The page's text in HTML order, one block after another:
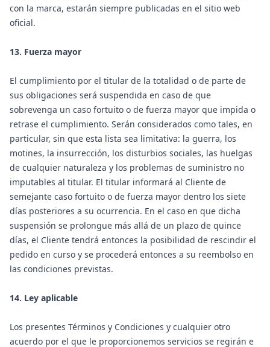
con la marca, estarán siempre publicadas en el sitio web
oficial.
13. Fuerza mayor
El cumplimiento por el titular de la totalidad o de parte de
sus obligaciones será suspendida en caso de que
sobrevenga un caso fortuito o de fuerza mayor que impida o
retrase el cumplimiento. Serán considerados como tales, en
particular, sin que esta lista sea limitativa: la guerra, los
motines, la insurrección, los disturbios sociales, las huelgas
de cualquier naturaleza y los problemas de suministro no
imputables al titular. El titular informará al Cliente de
semejante caso fortuito o de fuerza mayor dentro los siete
días posteriores a su ocurrencia. En el caso en que dicha
suspensión se prolongue más allá de un plazo de quince
días, el Cliente tendrá entonces la posibilidad de rescindir el
pedido en curso y se procederá entonces a su reembolso en
las condiciones previstas.
14. Ley aplicable
Los presentes Términos y Condiciones y cualquier otro
acuerdo por el que le proporcionemos servicios se regirán e